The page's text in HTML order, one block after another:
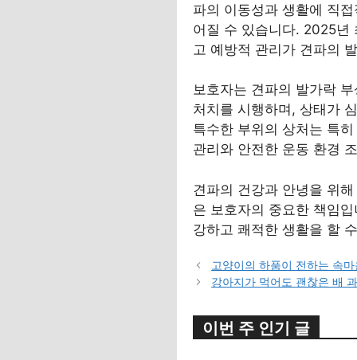
파의 이동성과 생활에 직
어질 수 있습니다. 2025년
고 예방적 관리가 견파의
보호자는 견파의 발가락
처치를 시행하며, 상태가
특수한 부위의 상처는 특
관리와 안전한 운동 환경
견파의 건강과 안녕을 위
은 보호자의 중요한 책임
강하고 쾌적한 생활을 할
고양이의 하품이 전하는 속
강아지가 먹어도 괜찮은 배
이번 주 인기 글